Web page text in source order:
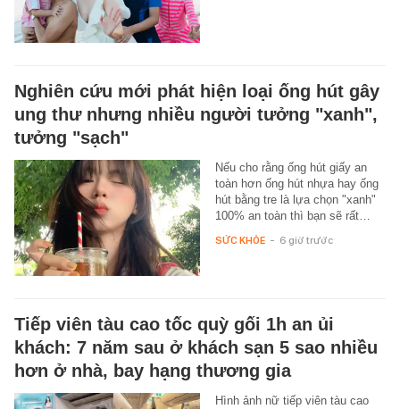
Nghiên cứu mới phát hiện loại ống hút gây
ung thư nhưng nhiều người tưởng "xanh",
tưởng "sạch"
Nếu cho rằng ống hút giấy an
toàn hơn ống hút nhựa hay ống
hút bằng tre là lựa chọn "xanh"
100% an toàn thì bạn sẽ rất…
SỨC KHỎE - 6 giờ trước
Tiếp viên tàu cao tốc quỳ gối 1h an ủi
khách: 7 năm sau ở khách sạn 5 sao nhiều
hơn ở nhà, bay hạng thương gia
Hình ảnh nữ tiếp viên tàu cao